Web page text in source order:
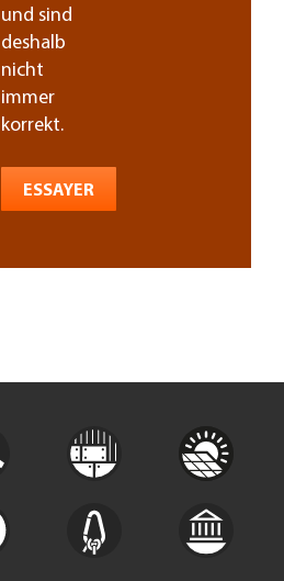
und sind
deshalb
nicht
immer
korrekt.
ESSAYER